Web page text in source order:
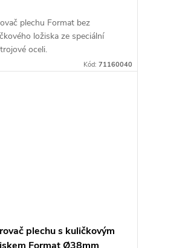
plechu Format bez
ložiska ze speciální
oceli.
Kód: 71160040
plechu s kuličkovým